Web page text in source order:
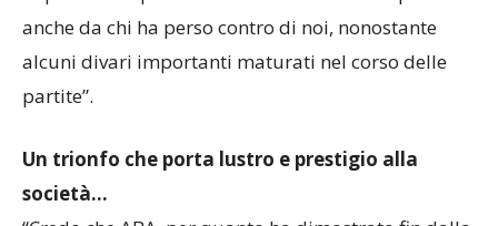
rispetto. Per questo abbiamo ricevuto complimenti
anche da chi ha perso contro di noi, nonostante
alcuni divari importanti maturati nel corso delle
partite”.
Un trionfo che porta lustro e prestigio alla